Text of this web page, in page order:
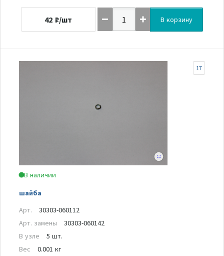
42 ₽/шт В корзину
В наличии
шайба
17
Арт.
30303-060112
Арт. замены
30303-060142
В узле
5 шт.
Вес
0.001 кг